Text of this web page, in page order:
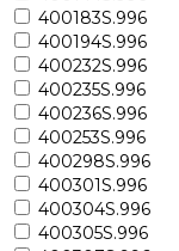
400183S.996
400194S.996
400232S.996
400235S.996
400236S.996
400253S.996
400298S.996
400301S.996
400304S.996
400305S.996